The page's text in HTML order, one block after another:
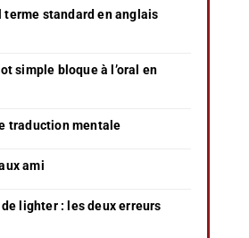
terme standard en anglais
simple bloque à l’oral en
traduction mentale
ami
lighter : les deux erreurs